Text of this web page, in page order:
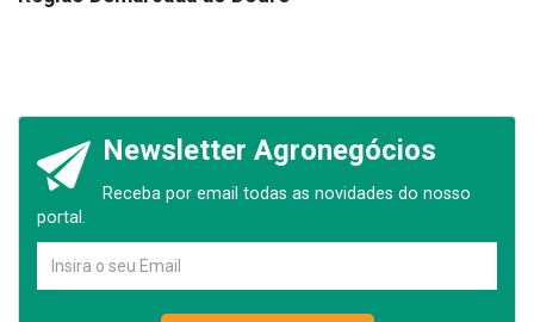
Newsletter Agronegócios
Receba por email todas as novidades do nosso
portal.